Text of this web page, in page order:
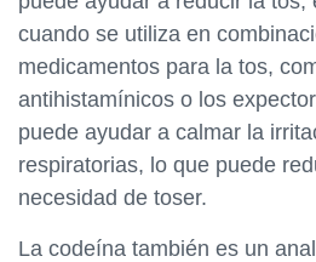
cuando se utiliza en
medicamentos para la tos,
antihistamínicos o los
puede ayudar a calmar la
respiratorias, lo que puede
necesidad de toser.
La codeína también es un